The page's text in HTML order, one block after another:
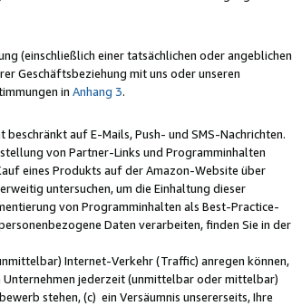
(einschließlich einer tatsächlichen oder angeblichen
Geschäftsbeziehung mit uns oder unseren
in Anhang 3.
auf E-Mails, Push- und SMS-Nachrichten.
von Partner-Links und Programminhalten
eines Produkts auf der Amazon-Website über
untersuchen, um die Einhaltung dieser
von Programminhalten als Best-Practice-
Daten verarbeiten, finden Sie in der
Internet-Verkehr (Traffic) anregen können,
Unternehmen jederzeit (unmittelbar oder mittelbar)
stehen, (c) ein Versäumnis unsererseits, Ihre